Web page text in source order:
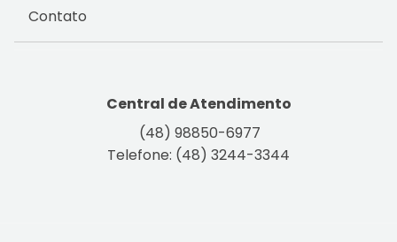
Contato
Central de Atendimento
(48) 98850-6977
Telefone: (48) 3244-3344